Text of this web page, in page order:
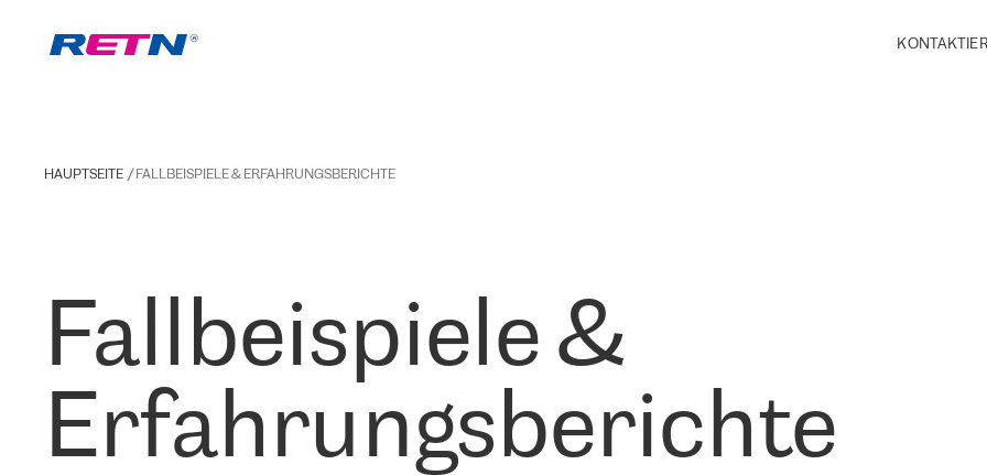
HAUPTSEITE FALLBEISPIELE & ERFAHRUNGSBERICHTE
Fallbeispiele &
Erfahrungsberichte